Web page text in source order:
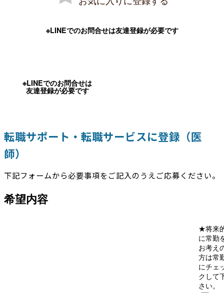
※LINEでのお問合せは友達登録が必要です
※LINEでのお問合せは
友達登録が必要です
転職サポート・転職サービスに登録（医
師）
下記フォームから必要事項をご記入のうえご応募ください。
希望内容
★将来
に常勤
お考え
方は常
にチェ
クして
さい。